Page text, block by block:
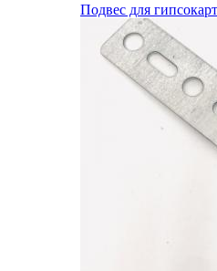
Подвес для